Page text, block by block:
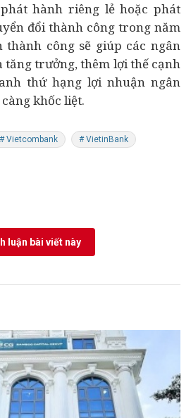
hành riêng lẻ hoặc phát
đổi thành công trong năm
thành công sẽ giúp các ngân
tăng trưởng, thêm lợi thế cạnh
thứ hạng lợi nhuận ngân
khốc liệt.
# Vietcombank # VietinBank
luận bài viết này